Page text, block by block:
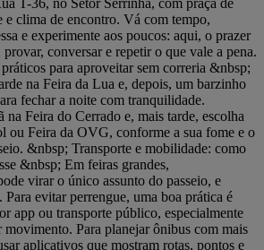
e clima de encontro. Vá com tempo,
e experimente aos poucos: aqui, o prazer
provar, conversar e repetir o que vale a pena.
para aproveitar sem correria &nbsp;
na Feira da Lua e, depois, um barzinho
fechar a noite com tranquilidade.
na Feira do Cerrado e, mais tarde, escolha
ou Feira da OVG, conforme a sua fome e o
&nbsp; Transporte e mobilidade: como
&nbsp; Em feiras grandes,
virar o único assunto do passeio, e
Para evitar perrengue, uma boa prática é
app ou transporte público, especialmente
movimento. Para planejar ônibus com mais
aplicativos que mostram rotas, pontos e